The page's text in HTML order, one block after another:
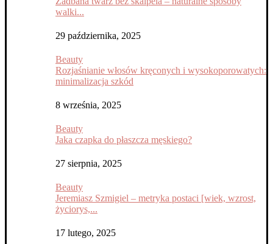
walki...
29 października, 2025
Beauty
Rozjaśnianie włosów kręconych i wysokoporowatych:
minimalizacja szkód
8 września, 2025
Beauty
Jaka czapka do płaszcza męskiego?
27 sierpnia, 2025
Beauty
Jeremiasz Szmigiel – metryka postaci [wiek, wzrost,
życiorys,...
17 lutego, 2025